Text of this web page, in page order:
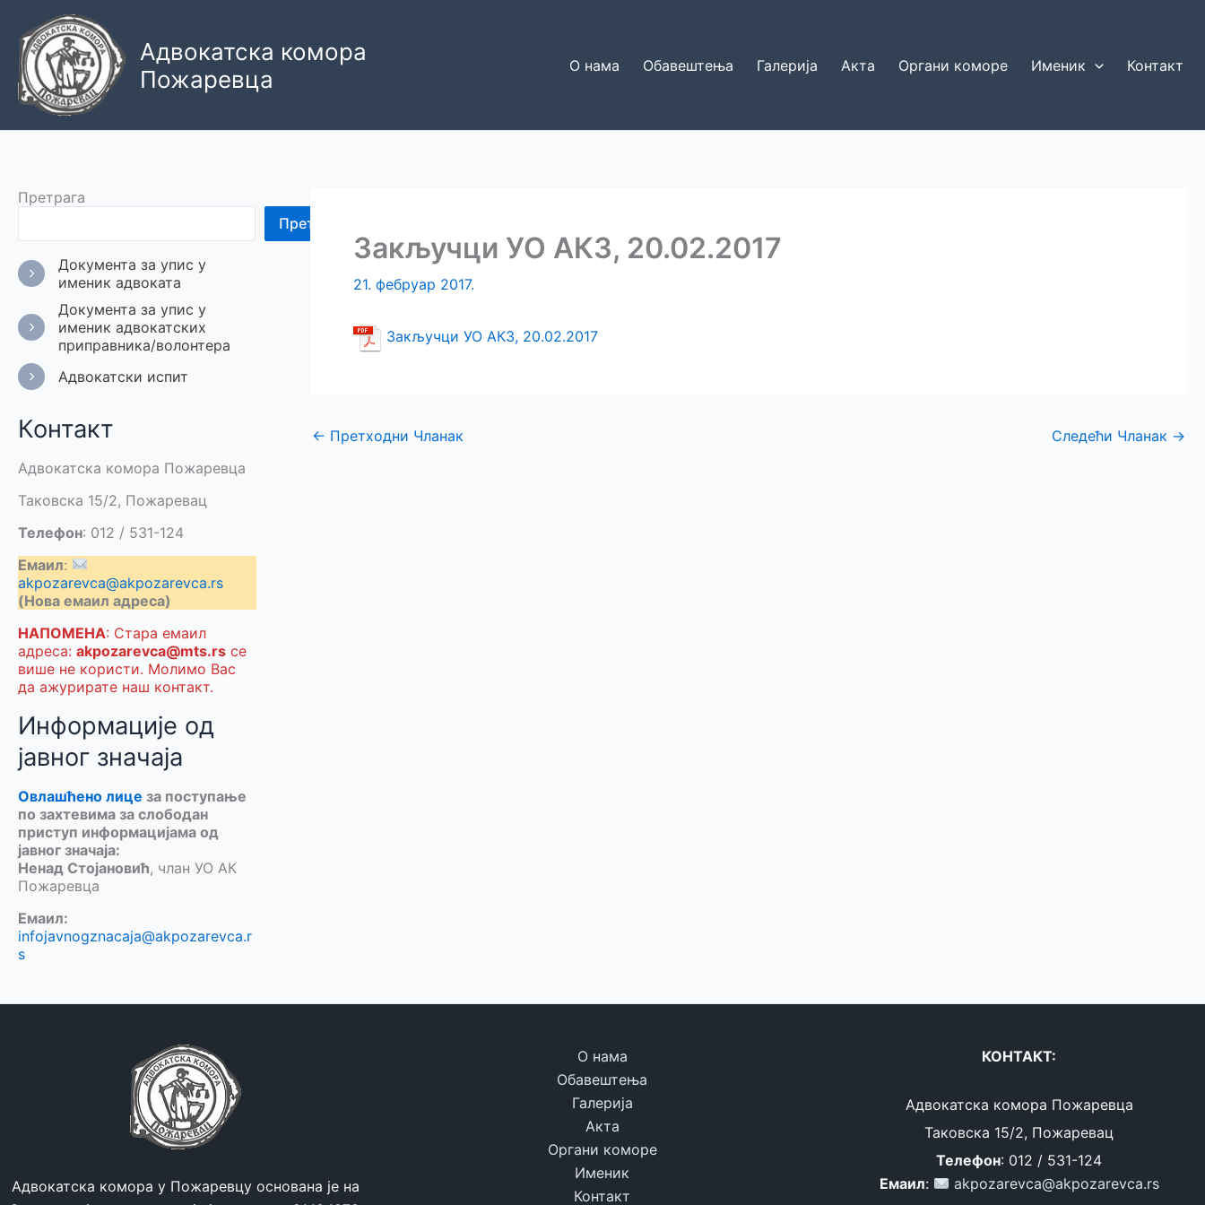
садржај
Адвокатска комора
Пожаревца
О нама Обавештења Галерија Акта Органи коморе Именик Контакт
Претрага
Претрага
Документа за упис у
именик адвоката
Документа за упис у
именик адвокатских
приправника/волонтера
Адвокатски испит
Контакт
Адвокатска комора Пожаревца
Таковска 15/2, Пожаревац
Телефон: 012 / 531-124
Емаил:
akpozarevca@akpozarevca.rs
(Нова емаил адреса)
НАПОМЕНА: Стара емаил
адреса: akpozarevca@mts.rs се
више не користи. Молимо Вас
да ажурирате наш контакт.
Информације од
јавног значаја
Овлашћено лице за поступање
по захтевима за слободан
приступ информацијама од
јавног значаја:
Ненад Стојановић, члан УО АК
Пожаревца
Емаил:
infojavnogznacaja@akpozarevca.r
s
Закључци УО АКЗ, 20.02.2017
21. фебруар 2017.
Закључци УО АКЗ, 20.02.2017
← Претходни Чланак Следећи Чланак →
Адвокатска комора у Пожаревцу основана је на
О нама
Обавештења
Галерија
Акта
Органи коморе
Именик
Контакт
КОНТАКТ:
Адвокатска комора Пожаревца
Таковска 15/2, Пожаревац
Телефон: 012 / 531-124
Емаил: akpozarevca@akpozarevca.rs